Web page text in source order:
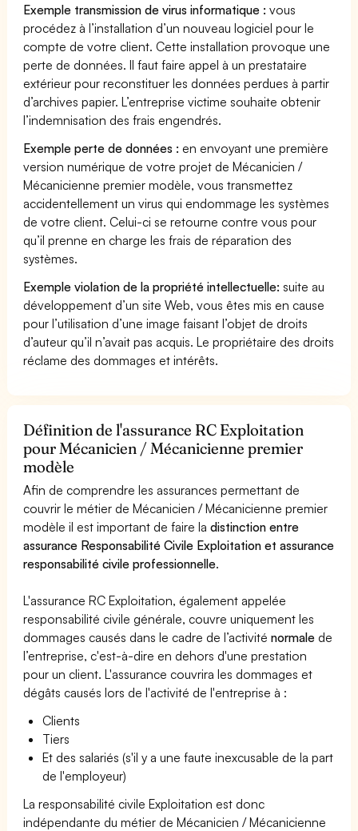
Exemple transmission de virus informatique : vous
procédez à l’installation d’un nouveau logiciel pour le
compte de votre client. Cette installation provoque une
perte de données. Il faut faire appel à un prestataire
extérieur pour reconstituer les données perdues à partir
d’archives papier. L’entreprise victime souhaite obtenir
l’indemnisation des frais engendrés.
Exemple perte de données : en envoyant une première
version numérique de votre projet de Mécanicien /
Mécanicienne premier modèle, vous transmettez
accidentellement un virus qui endommage les systèmes
de votre client. Celui-ci se retourne contre vous pour
qu’il prenne en charge les frais de réparation des
systèmes.
Exemple violation de la propriété intellectuelle: suite au
développement d’un site Web, vous êtes mis en cause
pour l’utilisation d’une image faisant l’objet de droits
d’auteur qu’il n’avait pas acquis. Le propriétaire des droits
réclame des dommages et intérêts.
Définition de l'assurance RC Exploitation
pour Mécanicien / Mécanicienne premier
modèle
Afin de comprendre les assurances permettant de
couvrir le métier de Mécanicien / Mécanicienne premier
modèle il est important de faire ladistinction entre
assurance Responsabilité Civile Exploitation et assurance
responsabilité civile professionnelle.
L'assurance RC Exploitation, également appelée
responsabilité civile générale, couvre uniquement les
dommages causés dans le cadre de l’activiténormale de
l’entreprise, c'est-à-dire en dehors d'une prestation
pour un client. L'assurance couvrira les dommages et
dégâts causés lors de l'activité de l'entreprise à :
Clients
Tiers
Et des salariés (s'il y a une faute inexcusable de la part
de l'employeur)
La responsabilité civile Exploitation est donc
indépendante du métier de Mécanicien / Mécanicienne